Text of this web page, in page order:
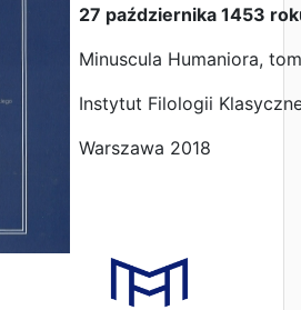
27 października 1453
Minuscula Humaniora,
Instytut Filologii
Warszawa 2018